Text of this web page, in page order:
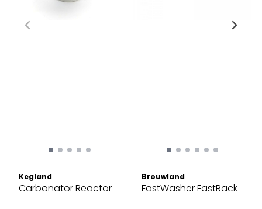
Kegland
Carbonator Reactor
Brouwland
FastWasher FastRack